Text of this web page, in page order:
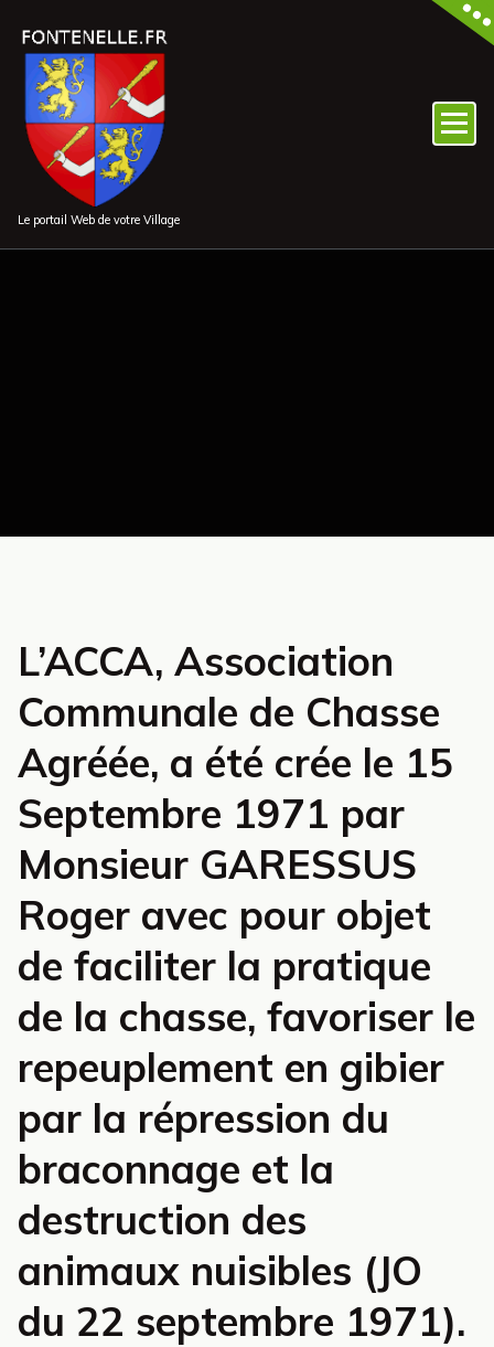
contenu
Le portail Web de votre Village
L’ACCA, Association
Communale de Chasse
Agréée, a été crée le 15
Septembre 1971 par
Monsieur GARESSUS
Roger avec pour objet
de faciliter la pratique
de la chasse, favoriser le
repeuplement en gibier
par la répression du
braconnage et la
destruction des
animaux nuisibles (JO
du 22 septembre 1971).